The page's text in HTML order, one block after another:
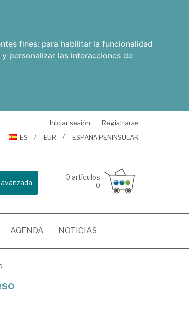
fines: para habilitar la funcionalidad
personalizar las interacciones de
Iniciar sesión
Registrarse
ES
EUR ESPAÑA PENINSULAR
0 artículos
0
AGENDA NOTICIAS